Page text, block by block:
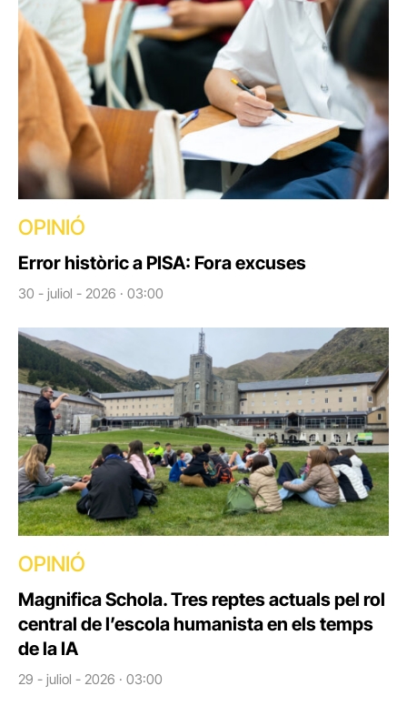
OPINIÓ
Error històric a PISA: Fora excuses
30 - juliol - 2026 · 03:00
OPINIÓ
Magnifica Schola. Tres reptes actuals pel rol
central de l’escola humanista en els temps
de la IA
29 - juliol - 2026 · 03:00